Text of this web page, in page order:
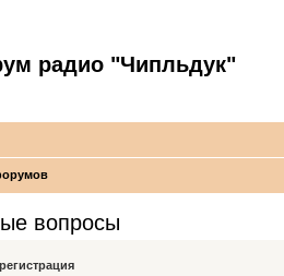
радио "Чипльдук"
вопросы